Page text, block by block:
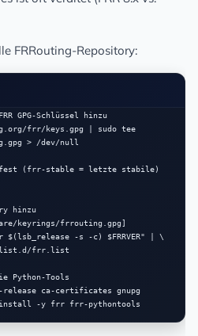
FRRouting-Repository:
GPG-Schlüssel hinzu
frr/keys.gpg | sudo tee
> /dev/null
fest (frr-stable = letzte stabile)
hinzu
keyrings/frrouting.gpg]
-s -c) $FRRVER" | \
Python-Tools
ca-certificates gnupg